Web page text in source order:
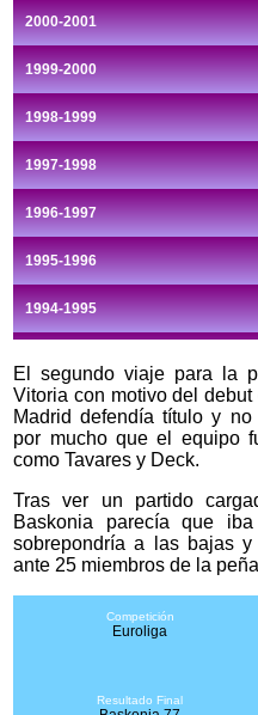
2000-2001
1999-2000
1998-1999
1997-1998
1996-1997
1995-1996
1994-1995
1992-1993
* Los viajes en color
El segundo viaje para la
Vitoria con motivo del
Madrid defendía título y
por mucho que el equipo
como Tavares y Deck.
Tras ver un partido
Baskonia parecía que
sobrepondría a las bajas
ante 25 miembros de la
Competición
Euroliga
Resultado Final